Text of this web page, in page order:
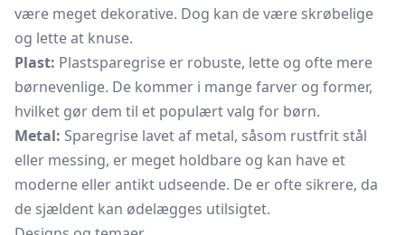
være meget dekorative. Dog kan de være skrøbelige
og lette at knuse.
Plast: Plastsparegrise er robuste, lette og ofte mere
børnevenlige. De kommer i mange farver og former,
hvilket gør dem til et populært valg for børn.
Metal: Sparegrise lavet af metal, såsom rustfrit stål
eller messing, er meget holdbare og kan have et
moderne eller antikt udseende. De er ofte sikrere, da
de sjældent kan ødelægges utilsigtet.